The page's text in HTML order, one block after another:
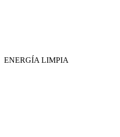
ENERGÍA LIMPIA